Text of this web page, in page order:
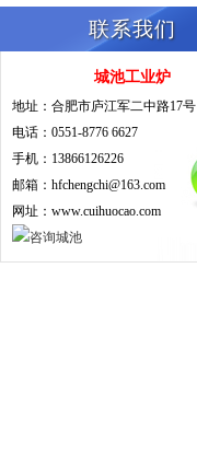
联系我们
城池工业炉
地址：合肥市庐江军二中路17号
电话：0551-8776 6627
手机：13866126226
邮箱：hfchengchi@163.com
网址：www.cuihuocao.com